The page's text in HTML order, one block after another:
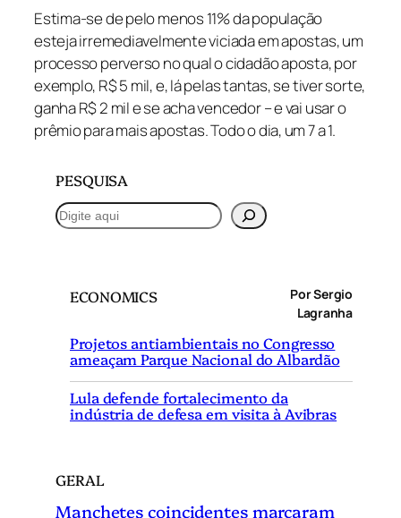
Estima-se de pelo menos 11% da população
esteja irremediavelmente viciada em apostas, um
processo perverso no qual o cidadão aposta, por
exemplo, R$ 5 mil, e, lá pelas tantas, se tiver sorte,
ganha R$ 2 mil e se acha vencedor – e vai usar o
prêmio para mais apostas. Todo o dia, um 7 a 1.
PESQUISA
P
e
ECONOMICS
Por Sergio
Lagranha
Projetos antiambientais no Congresso
ameaçam Parque Nacional do Albardão
Lula defende fortalecimento da
indústria de defesa em visita à Avibras
GERAL
Manchetes coincidentes marcaram